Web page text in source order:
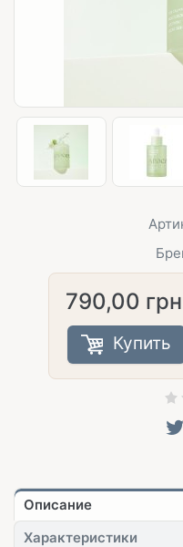
790,00
Купить
Описание
Характеристики